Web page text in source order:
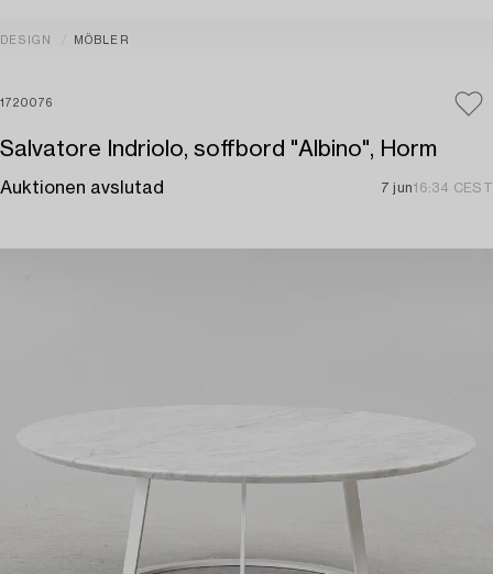
DESIGN MÖBLER
1720076
Salvatore Indriolo, soffbord "Albino", Horm
Auktionen avslutad 7 jun16:34 CEST